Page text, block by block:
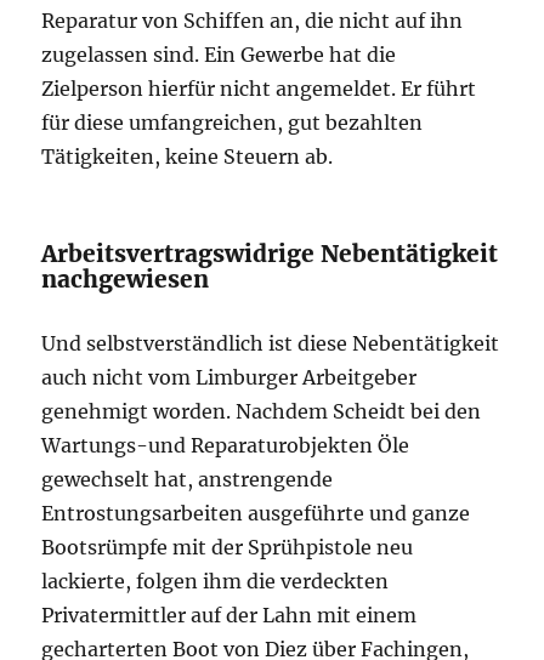
Reparatur von Schiffen an, die nicht auf ihn
zugelassen sind. Ein Gewerbe hat die
Zielperson hierfür nicht angemeldet. Er führt
für diese umfangreichen, gut bezahlten
Tätigkeiten, keine Steuern ab.
Arbeitsvertragswidrige Nebentätigkeit
nachgewiesen
Und selbstverständlich ist diese Nebentätigkeit
auch nicht vom Limburger Arbeitgeber
genehmigt worden. Nachdem Scheidt bei den
Wartungs-und Reparaturobjekten Öle
gewechselt hat, anstrengende
Entrostungsarbeiten ausgeführte und ganze
Bootsrümpfe mit der Sprühpistole neu
lackierte, folgen ihm die verdeckten
Privatermittler auf der Lahn mit einem
gecharterten Boot von Diez über Fachingen,